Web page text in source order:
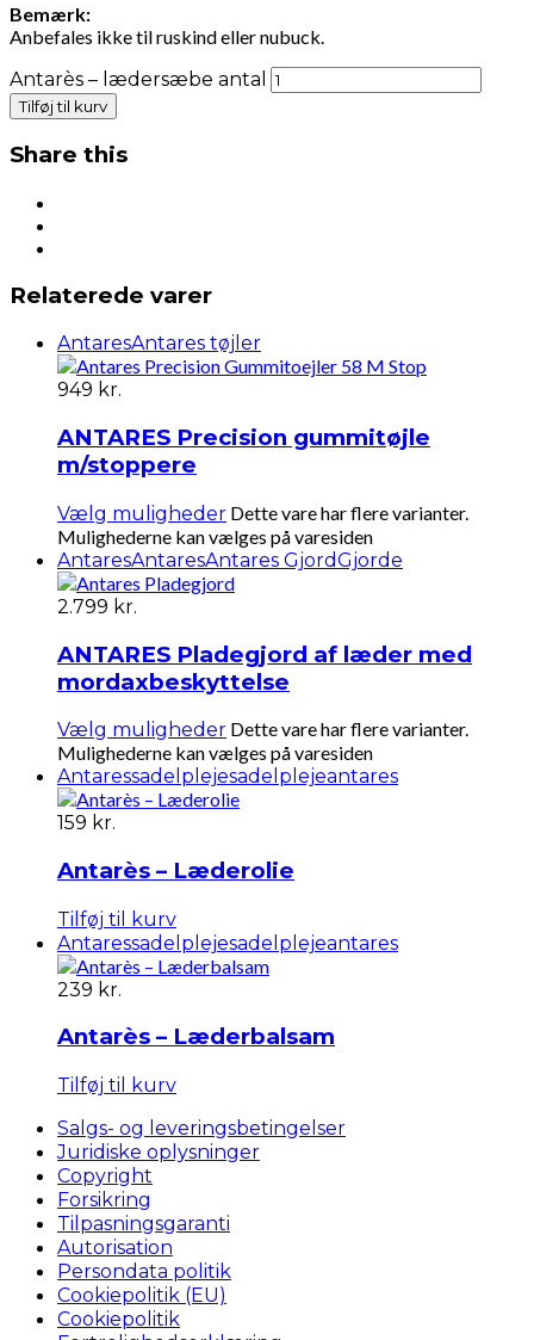
Bemærk:
Anbefales ikke til ruskind eller nubuck.
Antarès – lædersæbe antal
Tilføj til kurv
Share this
Relaterede varer
AntaresAntares tøjler
949 kr.
ANTARES Precision gummitøjle
m/stoppere
Vælg muligheder Dette vare har flere varianter.
Mulighederne kan vælges på varesiden
AntaresAntaresAntares GjordGjorde
2.799 kr.
ANTARES Pladegjord af læder med
mordaxbeskyttelse
Vælg muligheder Dette vare har flere varianter.
Mulighederne kan vælges på varesiden
Antaressadelplejesadelplejeantares
159 kr.
Antarès – Læderolie
Tilføj til kurv
Antaressadelplejesadelplejeantares
239 kr.
Antarès – Læderbalsam
Tilføj til kurv
Salgs- og leveringsbetingelser
Juridiske oplysninger
Copyright
Forsikring
Tilpasningsgaranti
Autorisation
Persondata politik
Cookiepolitik (EU)
Cookiepolitik